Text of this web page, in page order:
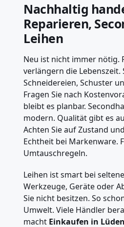
Nachhaltig
Reparieren,
Leihen
Neu ist nicht immer nötig.
verlängern die Lebenszeit.
Schneidereien, Schuster
Fragen Sie nach
bleibt es planbar.
modern. Qualität gibt es
Achten Sie auf Zustand
Echtheit bei Markenware.
Umtauschregeln.
Leihen ist smart bei
Werkzeuge, Geräte oder
Sie nicht besitzen. So
Umwelt. Viele Händler
macht Einkaufen in